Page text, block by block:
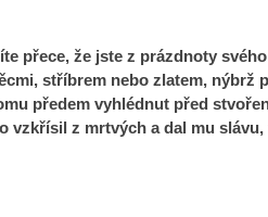
přece, že jste z prázdnoty
stříbrem nebo zlatem, nýbrž
předem vyhlédnut před
vzkřísil z mrtvých a dal mu